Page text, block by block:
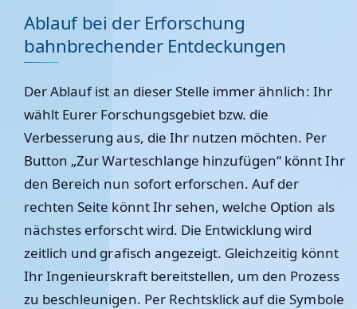
Ablauf bei der Erforschung
bahnbrechender Entdeckungen
Der Ablauf ist an dieser Stelle immer ähnlich: Ihr
wählt Eurer Forschungsgebiet bzw. die
Verbesserung aus, die Ihr nutzen möchten. Per
Button „Zur Warteschlange hinzufügen“ könnt Ihr
den Bereich nun sofort erforschen. Auf der
rechten Seite könnt Ihr sehen, welche Option als
nächstes erforscht wird. Die Entwicklung wird
zeitlich und grafisch angezeigt. Gleichzeitig könnt
Ihr Ingenieurskraft bereitstellen, um den Prozess
zu beschleunigen. Per Rechtsklick auf die Symbole